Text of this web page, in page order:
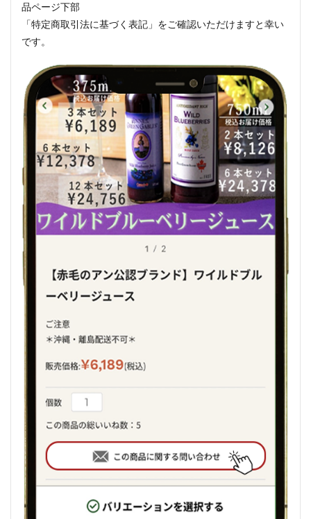
品ページ下部
「特定商取引法に基づく表記」をご確認いただけますと幸い
です。